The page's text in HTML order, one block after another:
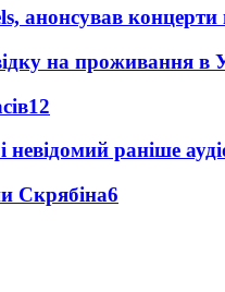
анонсував концерти
на проживання в
12
раніше
Скрябіна6